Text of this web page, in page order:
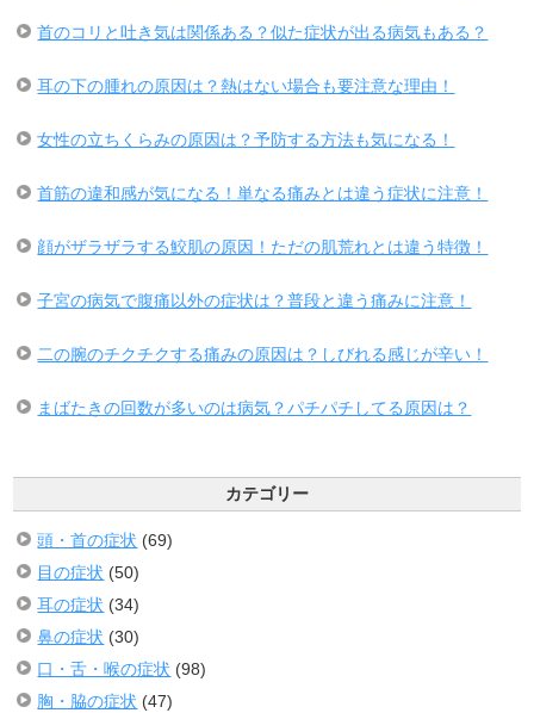
首のコリと吐き気は関係ある？似た症状が出る病気もある？
耳の下の腫れの原因は？熱はない場合も要注意な理由！
女性の立ちくらみの原因は？予防する方法も気になる！
首筋の違和感が気になる！単なる痛みとは違う症状に注意！
顔がザラザラする鮫肌の原因！ただの肌荒れとは違う特徴！
子宮の病気で腹痛以外の症状は？普段と違う痛みに注意！
二の腕のチクチクする痛みの原因は？しびれる感じが辛い！
まばたきの回数が多いのは病気？パチパチしてる原因は？
カテゴリー
頭・首の症状 (69)
目の症状 (50)
耳の症状 (34)
鼻の症状 (30)
口・舌・喉の症状 (98)
胸・脇の症状 (47)